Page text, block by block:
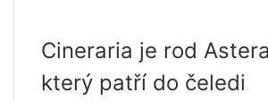
Cineraria je rod
který patří do čeledi